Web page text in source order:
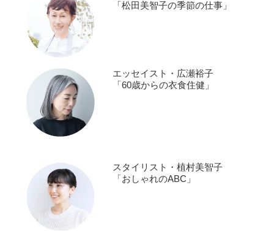
「松田美智子の季節の仕事」
エッセイスト・広瀬裕子
「60歳からの衣食住健」
スタイリスト・植村美智子
「おしゃれのABC」